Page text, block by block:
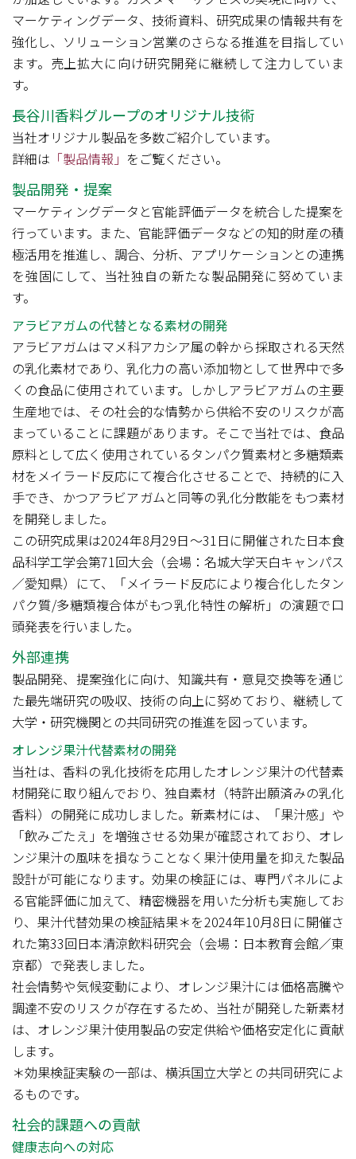
マーケティングデータ、技術資料、研究成果の情報共有を
強化し、ソリューション営業のさらなる推進を目指してい
ます。売上拡大に向け研究開発に継続して注力していま
す。
長谷川香料グループのオリジナル技術
当社オリジナル製品を多数ご紹介しています。
詳細は 「製品情報」 をご覧ください。
製品開発・提案
マーケティングデータと官能評価データを統合した提案を
行っています。また、官能評価データなどの知的財産の積
極活用を推進し、調合、分析、アプリケーションとの連携
を強固にして、当社独自の新たな製品開発に努めていま
す。
アラビアガムの代替となる素材の開発
アラビアガムはマメ科アカシア属の幹から採取される天然
の乳化素材であり、乳化力の高い添加物として世界中で多
くの食品に使用されています。しかしアラビアガムの主要
生産地では、その社会的な情勢から供給不安のリスクが高
まっていることに課題があります。そこで当社では、食品
原料として広く使用されているタンパク質素材と多糖類素
材をメイラード反応にて複合化させることで、持続的に入
手でき、かつアラビアガムと同等の乳化分散能をもつ素材
を開発しました。
この研究成果は2024年8月29日～31日に開催された日本食
品科学工学会第71回大会（会場：名城大学天白キャンパス
／愛知県）にて、「メイラード反応により複合化したタン
パク質/多糖類複合体がもつ乳化特性の解析」の演題で口
頭発表を行いました。
外部連携
製品開発、提案強化に向け、知識共有・意見交換等を通じ
た最先端研究の吸収、技術の向上に努めており、継続して
大学・研究機関との共同研究の推進を図っています。
オレンジ果汁代替素材の開発
当社は、香料の乳化技術を応用したオレンジ果汁の代替素
材開発に取り組んでおり、独自素材（特許出願済みの乳化
香料）の開発に成功しました。新素材には、「果汁感」や
「飲みごたえ」を増強させる効果が確認されており、オレ
ンジ果汁の風味を損なうことなく果汁使用量を抑えた製品
設計が可能になります。効果の検証には、専門パネルによ
る官能評価に加えて、精密機器を用いた分析も実施してお
り、果汁代替効果の検証結果＊を2024年10月8日に開催さ
れた第33回日本清涼飲料研究会（会場：日本教育会館／東
京都）で発表しました。
社会情勢や気候変動により、オレンジ果汁には価格高騰や
調達不安のリスクが存在するため、当社が開発した新素材
は、オレンジ果汁使用製品の安定供給や価格安定化に貢献
します。
＊効果検証実験の一部は、横浜国立大学との共同研究によ
るものです。
社会的課題への貢献
健康志向への対応